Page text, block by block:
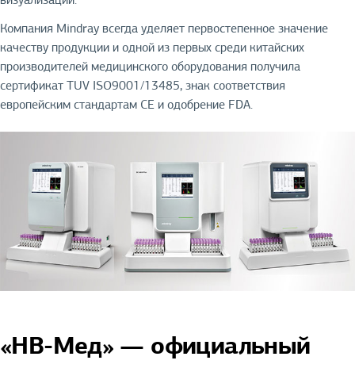
Компания Mindray всегда уделяет первостепенное значение
качеству продукции и одной из первых среди китайских
производителей медицинского оборудования получила
сертификат TUV ISO9001/13485, знак соответствия
европейским стандартам CE и одобрение FDA.
«НВ-Мед» — официальный